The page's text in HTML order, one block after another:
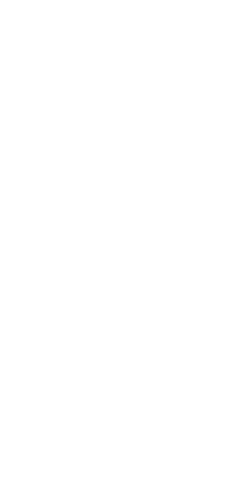
קלחי תירס צרובים על
פסטל
פיצה של תשעת הימים ולמה